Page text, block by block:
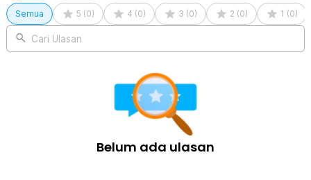
Semua 5 (0) 4 (0) 3 (0) 2 (0) 1 (0)
Cari Ulasan
Belum ada ulasan